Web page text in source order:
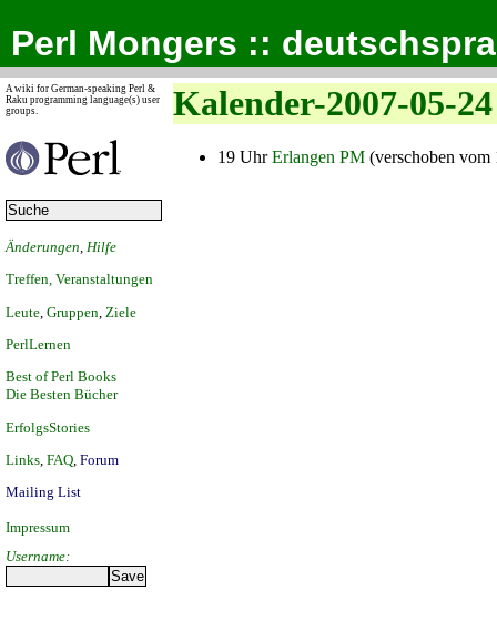
Perl Mongers ::
A wiki for German-speaking Perl &
Raku programming language(s) user
groups.
Änderungen Hilfe
Treffen, Veranstaltungen
Leute Gruppen Ziele
PerlLernen
Best of Perl Books
Die Besten Bücher
ErfolgsStories
Links FAQ Forum
Mailing List
Impressum
Kalender-2007-05-24
19 UhrErlangen PM (verschoben
Username: